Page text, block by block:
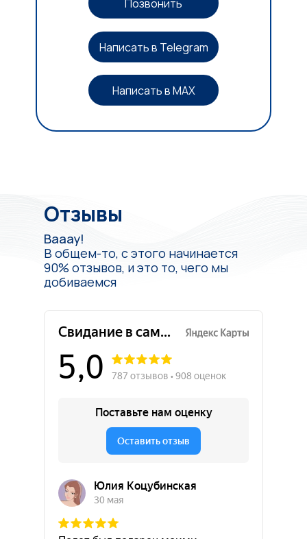
Позвонить
Написать в Telegram
Написать в MAX
Отзывы
Вааау!
В общем-то, с этого начинается
90% отзывов, и это то, чего мы
добиваемся